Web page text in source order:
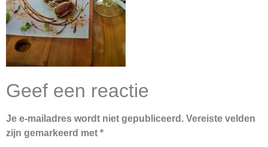
Geef een reactie
Je e-mailadres wordt niet gepubliceerd. Vereiste velden
zijn gemarkeerd met *